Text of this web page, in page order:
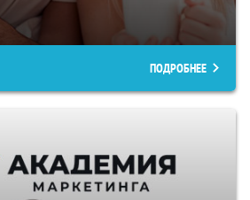
ПОДРОБНЕЕ